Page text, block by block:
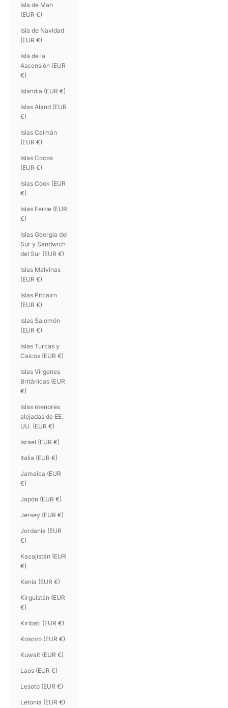
Isla de Man
(EUR €)
Isla de Navidad
(EUR €)
Isla de la
Ascensión (EUR
€)
Islandia (EUR €)
Islas Aland (EUR
€)
Islas Caimán
(EUR €)
Islas Cocos
(EUR €)
Islas Cook (EUR
€)
Islas Feroe (EUR
€)
Islas Georgia del
Sur y Sandwich
del Sur (EUR €)
Islas Malvinas
(EUR €)
Islas Pitcairn
(EUR €)
Islas Salomón
(EUR €)
Islas Turcas y
Caicos (EUR €)
Islas Vírgenes
Británicas (EUR
€)
Islas menores
alejadas de EE.
UU. (EUR €)
Israel (EUR €)
Italia (EUR €)
Jamaica (EUR
€)
Japón (EUR €)
Jersey (EUR €)
Jordania (EUR
€)
Kazajistán (EUR
€)
Kenia (EUR €)
Kirguistán (EUR
€)
Kiribati (EUR €)
Kosovo (EUR €)
Kuwait (EUR €)
Laos (EUR €)
Lesoto (EUR €)
Letonia (EUR €)